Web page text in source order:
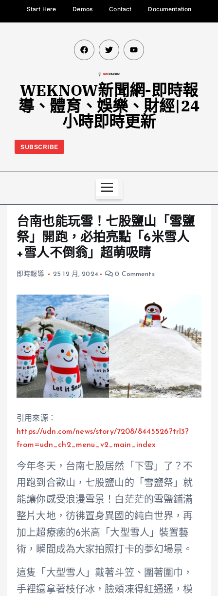
Start Here Demos Contact Documentation
WEKNOW新聞網-即時報
導、體育、娛樂、財經|24
小時即時更新
SUBSCRIBE
台南也能玩雪！七股鹽山「雪鹽
祭」開跑，必拍亮點「6米雪人
+雪人不倒翁」超萌吸睛
即時報導 25 12 月, 2024 0 Comments
引用來源：
https://udn.com/news/story/7208/8445526?trl3?
from=udn_ch2_menu_v2_main_index
今年冬天，台南七股居然「下雪」了？不
用跑到合歡山，七股鹽山的「雪鹽祭」就
能讓你感受浪漫雪景！白茫茫的雪鹽鋪滿
整片大地，彷彿置身異國的純白世界，再
加上超療癒的6米高「大型雪人」裝置藝
術，瞬間成為大家拍照打卡的夢幻場景。
這隻「大型雪人」戴著斗笠、圍著圍巾，
手裡還拿著枝仔冰，臉頰凍得紅通通，模